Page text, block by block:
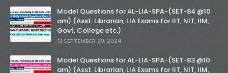
Model Questions for AL-LIA-SPA-(SET-84 @10
am) (Asst. Librarian, LIA Exams for IIT, NIT, IIM,
Govt. College etc.)
SEPTEMBER 29, 2024
Model Questions for AL-LIA-SPA-(SET-83 @10
am) (Asst. Librarian, LIA Exams for IIT, NIT, IIM,